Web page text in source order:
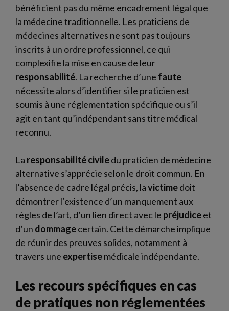
bénéficient pas du même encadrement légal que
la médecine traditionnelle. Les praticiens de
médecines alternatives ne sont pas toujours
inscrits à un ordre professionnel, ce qui
complexifie la mise en cause de leur
responsabilité. La recherche d’une faute
nécessite alors d’identifier si le praticien est
soumis à une réglementation spécifique ou s’il
agit en tant qu’indépendant sans titre médical
reconnu.
La responsabilité civiledu praticien de médecine
alternative s’apprécie selon le droit commun. En
l’absence de cadre légal précis, lavictimedoit
démontrer l’existence d’un manquement aux
règles de l’art, d’un lien direct avec le préjudiceet
d’un dommagecertain. Cette démarche implique
de réunir des preuves solides, notamment à
travers une expertisemédicale indépendante.
Les recours spécifiques en cas
de pratiques non réglementées